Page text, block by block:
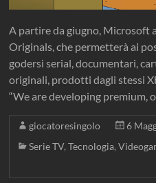
A partire da giugno, Microsoft
Originals, che permetterà ai
godersi serial, documentari,
originali, prodotti dagli stessi
“We are developing premium,
giocatoresingolo
6
Serie TV,Tecnologia,